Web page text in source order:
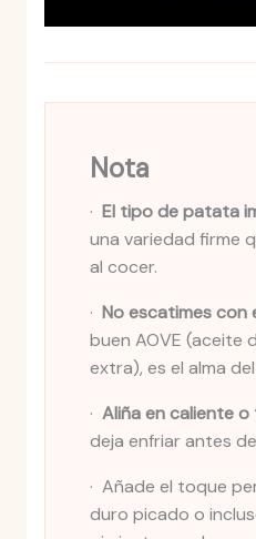
Nota
· El tipo de patata
una variedad firme
al cocer.
· No escatimes con
buen AOVE (aceite
extra), es el alma
· Aliña en caliente
deja enfriar antes
· Añade el toque
duro picado o